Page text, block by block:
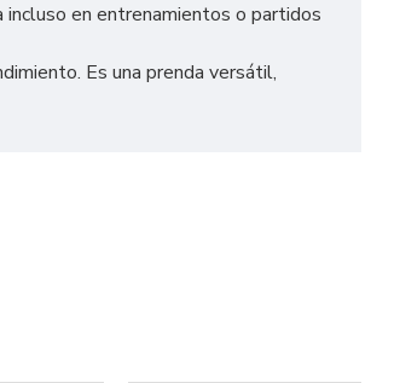
en entrenamientos o partidos
Es una prenda versátil,